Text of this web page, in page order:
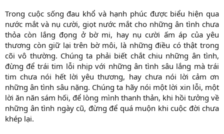
Trong cuộc sống đau khổ và hạnh phúc được biểu hiện qua
nước mắt và nụ cười, giọt nước mắt cho những ân tình chưa
thỏa còn lắng đọng ở bờ mi, hay nụ cười ấm áp của yêu
thương còn giữ lại trên bờ môi, là những điều có thật trong
cõi vô thường. Chúng ta phải biết chắt chiu những ân tình,
đừng để trái tim lỗi nhịp với những ân tình sâu lắng mà trái
tim chưa nói hết lời yêu thương, hay chưa nói lời cảm ơn
những ân tình sâu nặng. Chúng ta hãy nói một lời xin lỗi, một
lời ăn năn sám hối, để lòng mình thanh thản, khi hồi tưởng về
những ân tình ngày cũ, đừng để quá muộn khi cuộc đời chưa
khép lại.